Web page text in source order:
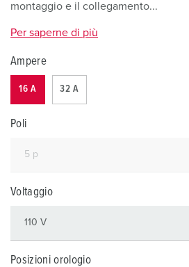
montaggio e il collegamento...
Per saperne di più
Ampere
16 A 32 A
Poli
Voltaggio
Posizioni orologio